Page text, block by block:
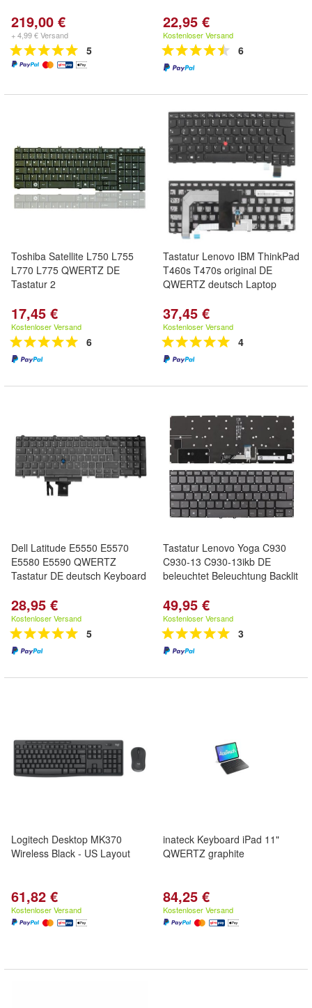
219,00 €
+ 4,99 € Versand
5
22,95 €
Kostenloser Versand
6
Toshiba Satellite L750 L755
L770 L775 QWERTZ DE
Tastatur 2
17,45 €
Kostenloser Versand
6
Tastatur Lenovo IBM ThinkPad
T460s T470s original DE
QWERTZ deutsch Laptop
37,45 €
Kostenloser Versand
4
Dell Latitude E5550 E5570
E5580 E5590 QWERTZ
Tastatur DE deutsch Keyboard
28,95 €
Kostenloser Versand
5
Tastatur Lenovo Yoga C930
C930-13 C930-13ikb DE
beleuchtet Beleuchtung Backlit
49,95 €
Kostenloser Versand
3
Logitech Desktop MK370
Wireless Black - US Layout
61,82 €
Kostenloser Versand
inateck Keyboard iPad 11"
QWERTZ graphite
84,25 €
Kostenloser Versand